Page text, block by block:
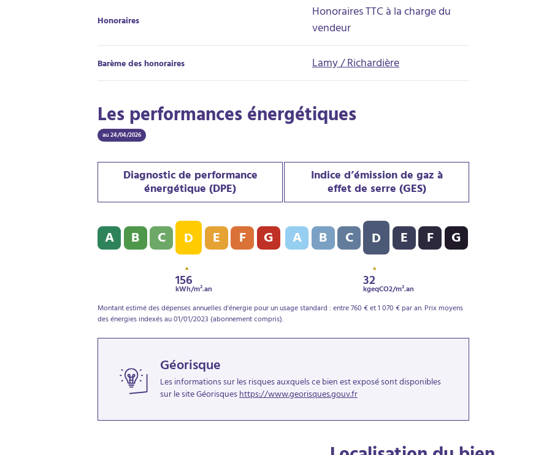
Honoraires Honoraires TTC à la charge du
vendeur
Barème des honoraires Lamy / Richardière
Les performances énergétiques
au 24/04/2026
Diagnostic de performance
énergétique (DPE)
Diagnostic de performance énergétique (DPE) : D - 156 kWh/m².an
A B C D
156
kWh/m².an
E F G
Indice d’émission de gaz à
effet de serre (GES)
Indice d’émission de gaz à effet de serre (GES) : D - 32 kgeqCO2/
A B C D
32
kgeqCO2/m².an
E F G
Montant estimé des dépenses annuelles d'énergie pour un usage standard : entre 760 € et 1 070 € par an. Prix moyens
des énergies indexés au 01/01/2023 (abonnement compris).
Géorisque
Les informations sur les risques auxquels ce bien est exposé sont disponibles
sur le site Géorisqueshttps://www.georisques.gouv.fr